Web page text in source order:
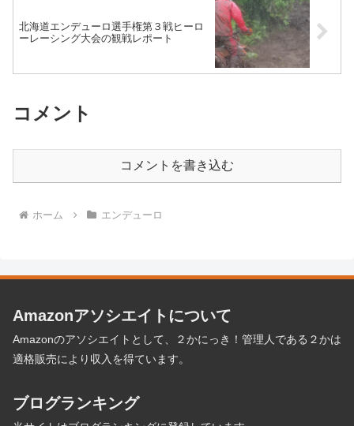
北海道エンデューロ選手権第３戦ヒーロ
ーレーシング大会の観戦レポート
コメント
コメントを書き込む
ホーム エンデューロ
Amazonアソシエイトについて
Amazonのアソシエイトとして、２かにっき！管理人である２かは
適格販売により収入を得ています。
ブログランキング